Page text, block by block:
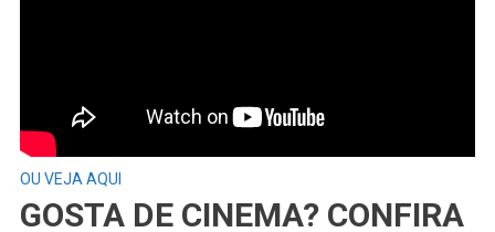
OU VEJA AQUI
GOSTA DE CINEMA? CONFIRA